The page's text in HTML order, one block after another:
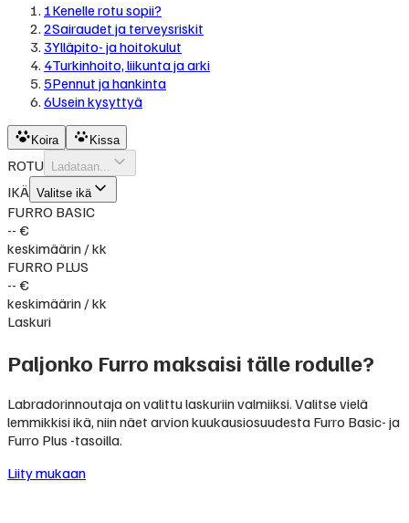
1Kenelle rotu sopii?
2Sairaudet ja terveysriskit
3Ylläpito- ja hoitokulut
4Turkinhoito, liikunta ja arki
5Pennut ja hankinta
6Usein kysyttyä
Koira Kissa
ROTU Ladataan...
IKÄ Valitse ikä
FURRO BASIC
-- €
keskimäärin / kk
FURRO PLUS
-- €
keskimäärin / kk
Laskuri
Paljonko Furro maksaisi tälle rodulle?
Labradorinnoutaja on valittu laskuriin valmiiksi. Valitse vielä
lemmikkisi ikä, niin näet arvion kuukausiosuudesta Furro Basic- ja
Furro Plus -tasoilla.
Liity mukaan